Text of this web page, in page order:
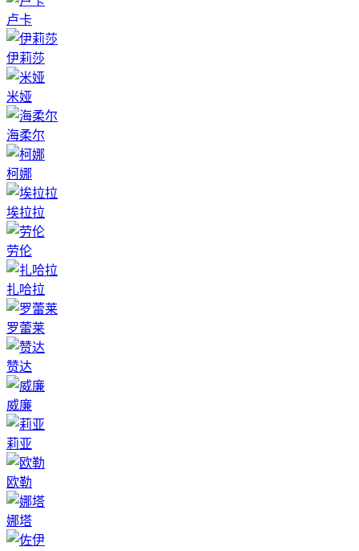
卢卡
伊莉莎
米娅
海柔尔
柯娜
埃拉拉
劳伦
扎哈拉
罗蕾莱
赞达
威廉
莉亚
欧勒
娜塔